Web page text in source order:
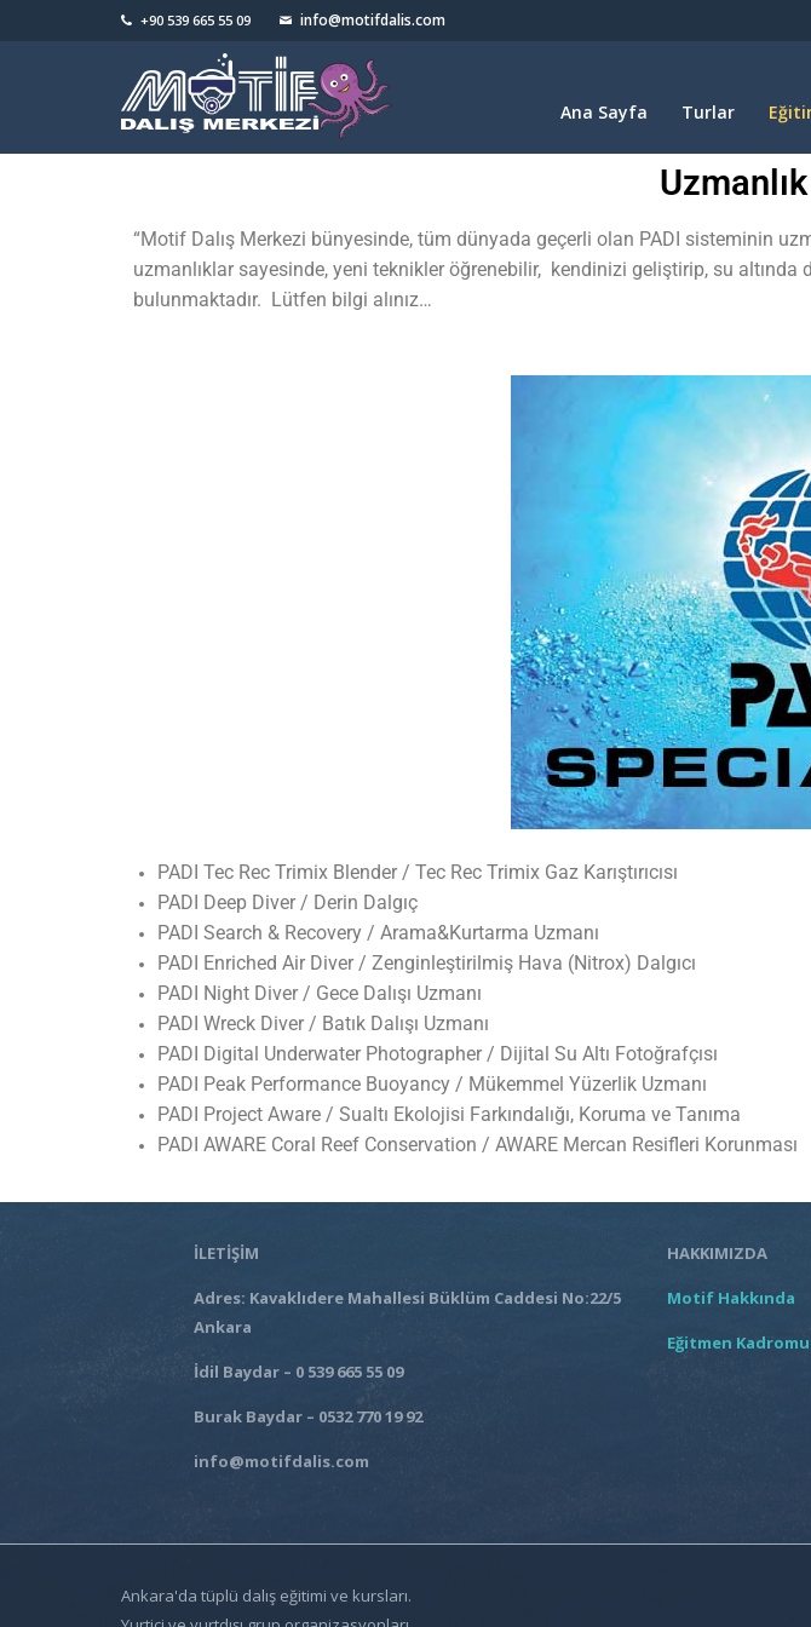
+90 539 665 55 09 info@motifdalis.com
Ana Sayfa Turlar
ALBÜMLERI
ÜCRETLERIMIZ
HAKKIMIZDA
İLETIŞIM
“Motif Dalış Merkezi bünyesinde, tüm dünyada geçerli olan PADI sisteminin
uzmanlıklar sayesinde, yeni teknikler öğrenebilir, kendinizi geliştirip, su
bulunmaktadır. Lütfen bilgi alınız…
PADI Tec Rec Trimix Blender / Tec Rec Trimix Gaz Karıştırıcısı
PADI Deep Diver / Derin Dalgıç
PADI Search & Recovery / Arama&Kurtarma Uzmanı
PADI Enriched Air Diver / Zenginleştirilmiş Hava (Nitrox) Dalgıcı
PADI Night Diver / Gece Dalışı Uzmanı
PADI Wreck Diver / Batık Dalışı Uzmanı
PADI Digital Underwater Photographer / Dijital Su Altı Fotoğrafçısı
PADI Peak Performance Buoyancy / Mükemmel Yüzerlik Uzmanı
PADI Project Aware / Sualtı Ekolojisi Farkındalığı, Koruma ve Tanıma
PADI AWARE Coral Reef Conservation / AWARE Mercan Resifleri Korunması
İLETİŞİM
Adres: Kavaklıdere Mahallesi Büklüm Caddesi No:22/5
Ankara
İdil Baydar – 0 539 665 55 09
Burak Baydar – 0532 770 19 92
info@motifdalis.com
HAKKIMIZDA
Motif Hakkında
Eğitmen
Ankara'da tüplü dalış eğitimi ve kursları.